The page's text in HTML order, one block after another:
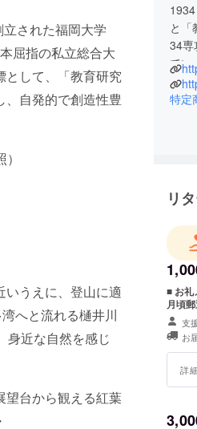
された福岡大学
屈指の私立総合大
として、「教育研究
、自発的で創造性豊
いうえに、登山に適
へと流れる樋井川
身近な自然を感じ
望台から観える紅葉
と「
34専
てい
高等
業
社
り、
明る
いま
特定
リ
■ お
月頃郵
支
お
詳